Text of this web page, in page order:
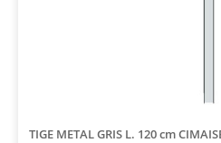
TIGE METAL GRIS L. 120 cm